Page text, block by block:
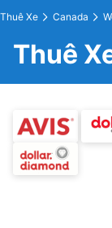
Thuê Xe Canada
Thuê